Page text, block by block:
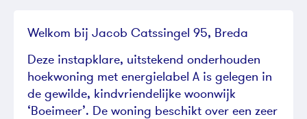
Welkom bij Jacob Catssingel 95, Breda
Deze instapklare, uitstekend onderhouden
hoekwoning met energielabel A is gelegen in
de gewilde, kindvriendelijke woonwijk
‘Boeimeer’. De woning beschikt over een zeer